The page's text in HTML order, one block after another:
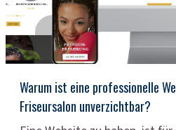
Warum ist eine professionelle
Friseursalon unverzichtbar?